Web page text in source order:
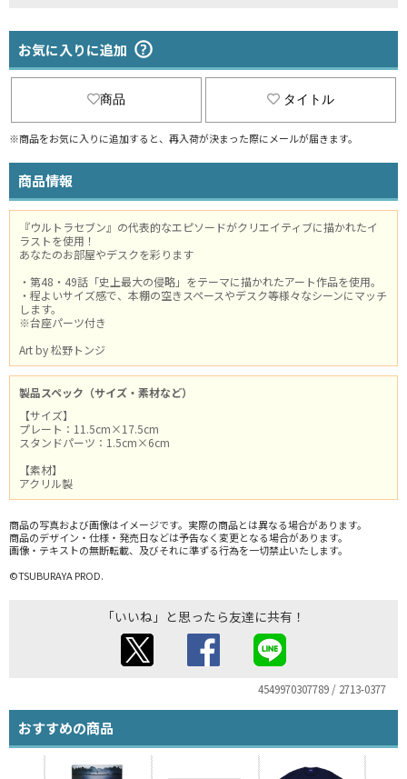
お気に入りに追加
商品 タイトル
※商品をお気に入りに追加すると、再入荷が決まった際にメールが届きます。
商品情報
『ウルトラセブン』の代表的なエピソードがクリエイティブに描かれたイ
ラストを使用！
あなたのお部屋やデスクを彩ります
・第48・49話「史上最大の侵略」をテーマに描かれたアート作品を使用。
・程よいサイズ感で、本棚の空きスペースやデスク等様々なシーンにマッチ
します。
※台座パーツ付き
Art by 松野トンジ
製品スペック（サイズ・素材など）
【サイズ】
プレート：11.5cm×17.5cm
スタンドパーツ：1.5cm×6cm
【素材】
アクリル製
商品の写真および画像はイメージです。実際の商品とは異なる場合があります。
商品のデザイン・仕様・発売日などは予告なく変更となる場合があります。
画像・テキストの無断転載、及びそれに準ずる行為を一切禁止いたします。
©TSUBURAYA PROD.
「いいね」と思ったら友達に共有！
4549970307789 / 2713-0377
おすすめの商品